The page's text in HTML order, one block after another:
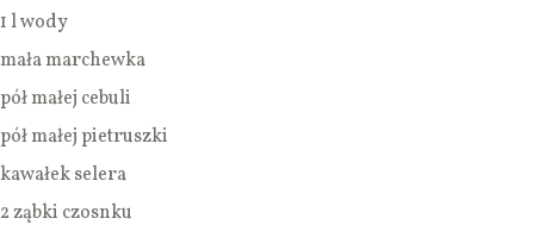
1 l wody
mała marchewka
pół małej cebuli
pół małej pietruszki
kawałek selera
2 ząbki czosnku